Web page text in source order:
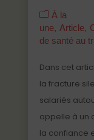
À la
une Article
de santé au
Dans cet
la fracture
salariés
appelle à un
la confiance